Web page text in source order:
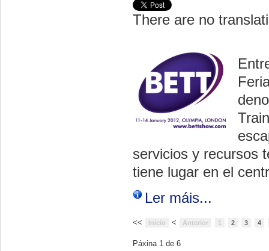
There are no
servicios y recursos
tiene lugar en el
Ler máis...
<< Inicio < Anterior 1 2 3 4
Páxina 1 de 6